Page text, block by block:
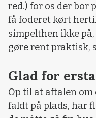
red.) for os der bor
få foderet kørt
simpelthen ikke
gøre rent praktisk,
Glad for
Op til at aftalen
faldt på plads, har